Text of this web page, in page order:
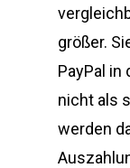
größer.
PayPal in
nicht als
werden